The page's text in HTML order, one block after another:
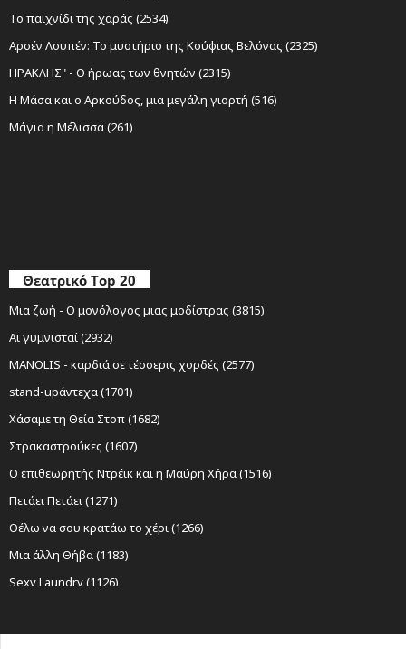
Το παιχνίδι της χαράς (2534)
Αρσέν Λουπέν: Το μυστήριο της Κούφιας Βελόνας (2325)
ΗΡΑΚΛΗΣ" - Ο ήρωας των θνητών (2315)
Η Μάσα και ο Αρκούδος, μια μεγάλη γιορτή (516)
Μάγια η Μέλισσα (261)
Θεατρικό Top 20
Μια ζωή - Ο μονόλογος μιας μοδίστρας (3815)
Αι γυμνισταί (2932)
MANOLIS - καρδιά σε τέσσερις χορδές (2577)
stand-upάντεχα (1701)
Χάσαμε τη Θεία Στοπ (1682)
Στρακαστρούκες (1607)
Ο επιθεωρητής Ντρέικ και η Μαύρη Χήρα (1516)
Πετάει Πετάει (1271)
Θέλω να σου κρατάω το χέρι (1266)
Μια άλλη Θήβα (1183)
Sexy Laundry (1126)
Ο Σώζων Εαυτόν Σωθήτω (1065)